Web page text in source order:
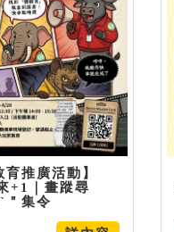
育推廣活動】
+1｜畫蹤尋
＂集令